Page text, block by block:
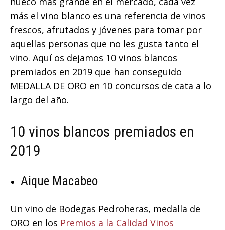
más el vino blanco es una referencia de vinos
frescos, afrutados y jóvenes para tomar por
aquellas personas que no les gusta tanto el
vino. Aquí os dejamos 10 vinos blancos
premiados en 2019 que han conseguido
MEDALLA DE ORO en 10 concursos de cata a lo
largo del año.
10 vinos blancos premiados en
2019
Aique Macabeo
Un vino de Bodegas Pedroheras, medalla de
ORO en los Premios a la Calidad Vinos